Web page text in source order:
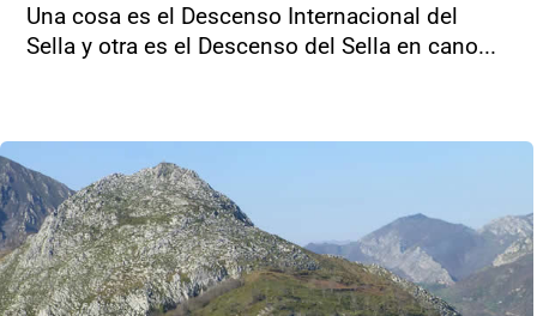
Una cosa es el Descenso Internacional del
Sella y otra es el Descenso del Sella en cano...